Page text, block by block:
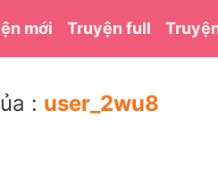
mới Truyện full
: user_2wu8